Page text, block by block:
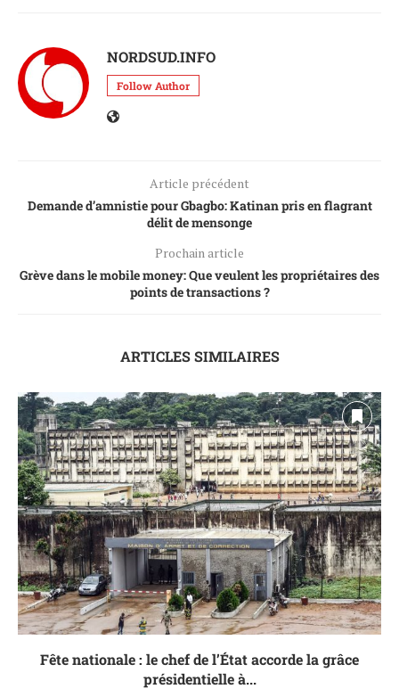
NORDSUD.INFO
Follow Author
Article précédent
Demande d’amnistie pour Gbagbo: Katinan pris en flagrant
délit de mensonge
Prochain article
Grève dans le mobile money: Que veulent les propriétaires des
points de transactions ?
ARTICLES SIMILAIRES
Fête nationale : le chef de l’État accorde la grâce
présidentielle à...